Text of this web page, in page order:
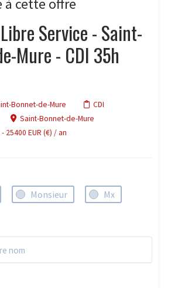
à cette offre
Service - Saint-
Mure - CDI 35h
Bonnet-de-Mure
CDI
Saint-Bonnet-de-Mure
25400 EUR (€) / an
Monsieur Mx